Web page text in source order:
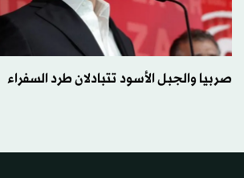
صربيا والجبل الأسود تتبادلان طرد السفراء